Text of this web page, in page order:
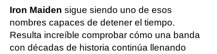
Iron Maiden sigue siendo uno de esos
nombres capaces de detener el tiempo.
Resulta increíble comprobar cómo una banda
con décadas de historia continúa llenando